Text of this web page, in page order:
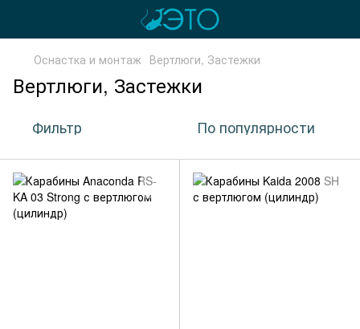
Оснастка и монтаж Вертлюги, Застежки
Вертлюги, Застежки
Фильтр По популярности